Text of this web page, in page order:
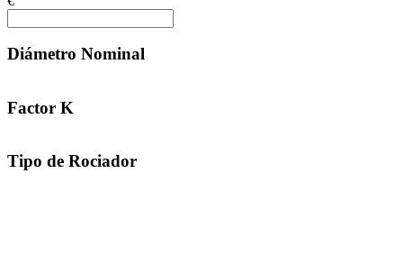
Diámetro Nominal
Factor K
Tipo de Rociador